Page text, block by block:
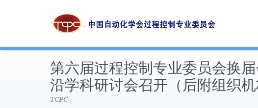
第六届过程控制专业委员会换
沿学科研讨会召开（后附组织机
TCPC